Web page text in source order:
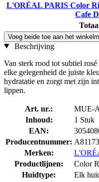
L'ORÉAL PARIS Color
Cafe
Voeg beide toe aan het
Beschrijving
Van sterk rood tot subtiel
elke gelegenheid de juiste
hydratatie en zorgt met zijn
lippen.
Art. nr.:
MUE-
Inhoud:
1 Stuk
EAN:
Producentnummer:
Merken:
Productlijnen:
Color
Huidtype:
Elk